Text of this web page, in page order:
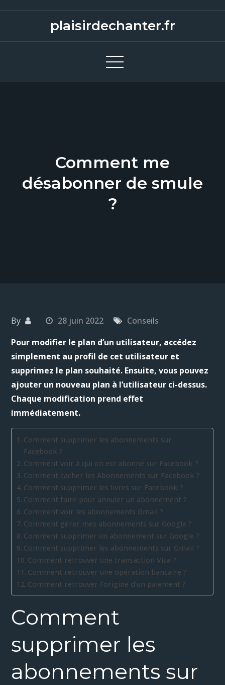
plaisirdechanter.fr
Comment me
désabonner de smule
?
By 28 juin 2022
Conseils
Pour modifier le plan d’un utilisateur, accédez
simplement au profil de cet utilisateur et
supprimez le plan souhaité. Ensuite, vous pouvez
ajouter un nouveau plan à l’utilisateur ci-dessus.
Chaque modification prend effet
immédiatement.
Comment supprimer les abonnements sur
Facebook ?
Comment voir à qui on est abonné sur Facebook ?
Comment cacher les Abonnements sur Facebook ?
Comment supprimer les livres sur Facebook ?
Comment faire pour annuler un abonnement ?
Comment voir les abonnements Gmail ?
Comment gérer mes abonnements sur Google ?
Comment supprimer un abonnement sur Google ?
Comment supprimer les abonnements sur Gmail ?
Comment retrouver une transaction Visa ?
Comment retrouver une opération bancaire ?
Comment retrouver l’origine d’un paiement ?
Comment
supprimer les
abonnements sur